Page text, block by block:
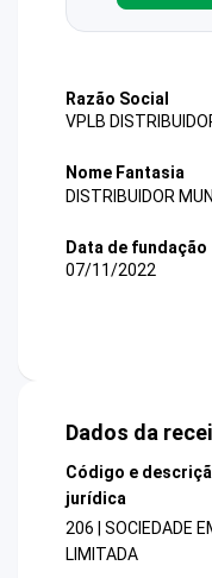
Razão Social
VPLB
Nome Fantasia
DISTRIBUIDOR
Data de fundação
07/11/2022
Dados da
Código e
jurídica
206 | SOCIEDADE
LIMITADA